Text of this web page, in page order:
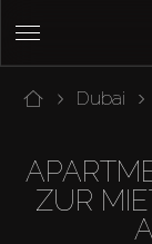
Dubai
ZUR